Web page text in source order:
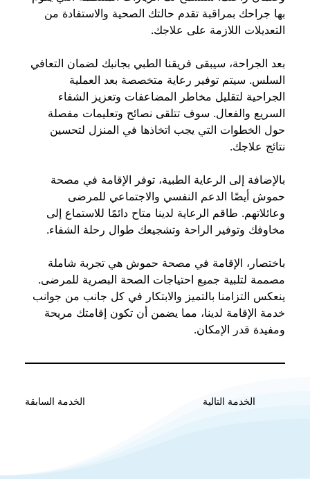
بها جراحك بمراقبة تقدم حالتك الصحية والاستفادة من
التعديلات اللازمة على علاجك.
بعد الجراحة، سيبقى فريقنا الطبي بجانبك لضمان التعافي
السلس. سيتم توفير رعاية متخصصة بعد العملية
الجراحية لتقليل مخاطر المضاعفات وتعزيز الشفاء
السريع والفعال. سوف تتلقى نصائح وتعليمات مفصلة
حول الخطوات التي يجب اتخاذها في المنزل لتحسين
نتائج علاجك.
بالإضافة إلى الرعاية الطبية، توفر الإقامة في مصحة
حموش أيضًا الدعم النفسي والاجتماعي للمرضى
وعائلاتهم. طاقم الرعاية لدينا متاح دائمًا للاستماع إلى
مخاوفك وتوفير الراحة وتشجيعك طوال رحلة الشفاء.
باختصار، الإقامة في مصحة حموش هي تجربة شاملة
مصممة لتلبية جميع احتياجات الصحة البصرية للمرضى.
ينعكس التزامنا بالتميز والابتكار في كل جانب من جوانب
خدمة الإقامة لدينا، مما يضمن أن تكون إقامتك مريحة
ومفيدة قدر الإمكان.
الخدمة التالية الخدمة السابقة